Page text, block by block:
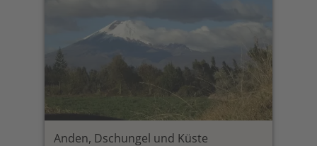
Anden, Dschungel und Küste